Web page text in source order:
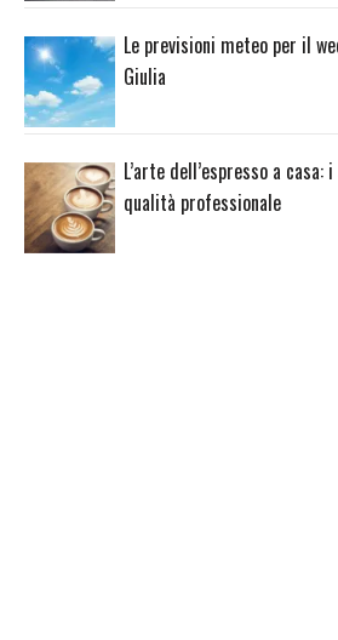
Le previsioni meteo per il
Giulia
L’arte dell’espresso a
qualità professionale